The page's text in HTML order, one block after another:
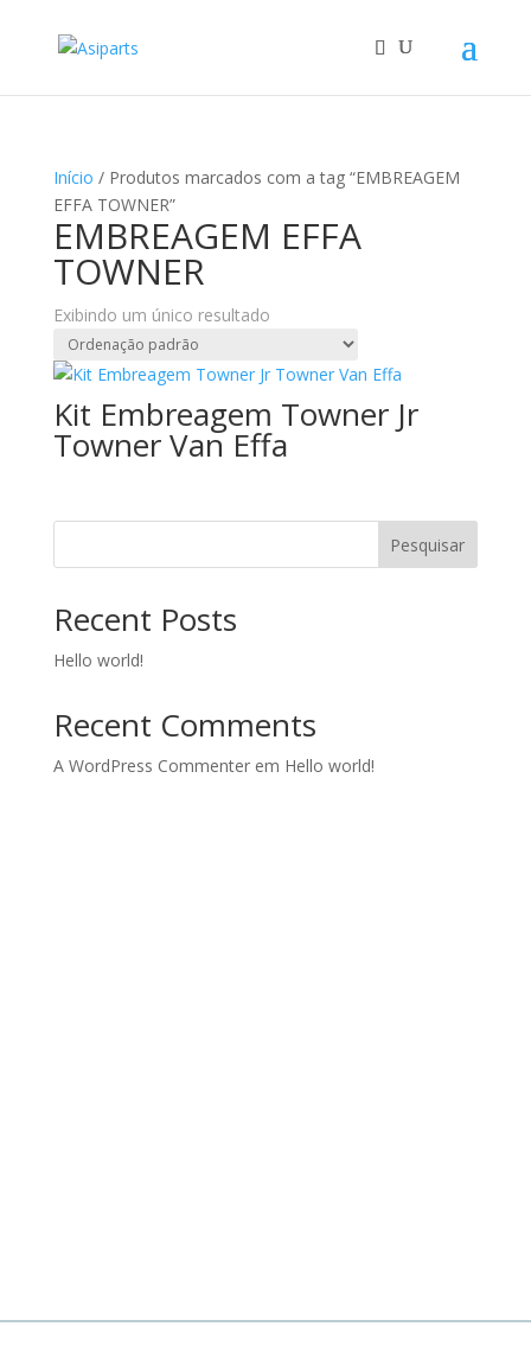
Início / Produtos marcados com a tag “EMBREAGEM
EFFA TOWNER”
EMBREAGEM EFFA
TOWNER
Exibindo um único resultado
Kit Embreagem Towner Jr
Towner Van Effa
Pesquisar
Recent Posts
Hello world!
Recent Comments
A WordPress Commenterem Hello world!